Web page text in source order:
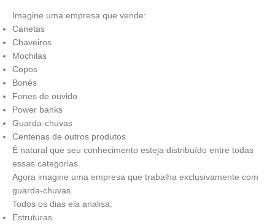
Imagine uma empresa que vende:
Canetas
Chaveiros
Mochilas
Copos
Bonés
Fones de ouvido
Power banks
Guarda-chuvas
Centenas de outros produtos
É natural que seu conhecimento esteja distribuído entre todas
essas categorias.
Agora imagine uma empresa que trabalha exclusivamente com
guarda-chuvas.
Todos os dias ela analisa:
Estruturas